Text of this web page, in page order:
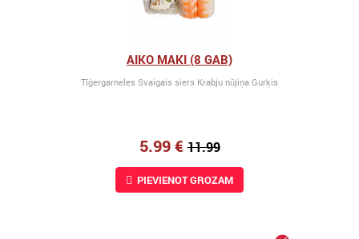
AIKO MAKI (8 GAB)
Tīģergarneles Svaigais siers Krabju nūjiņa Gurķis
5.99 €11.99
PIEVIENOT GROZAM